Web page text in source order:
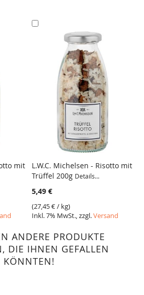
mit
Warenkorb
VERGLEICH
L.W.C. Michelsen - Risotto mit
Trüffel 200g Details...
5,49 €
(27,45 €/ kg)
Inkl. 7% MwSt., zzgl.Versand
ANDERE PRODUKTE
DIE IHNEN GEFALLEN
KÖNNTEN!